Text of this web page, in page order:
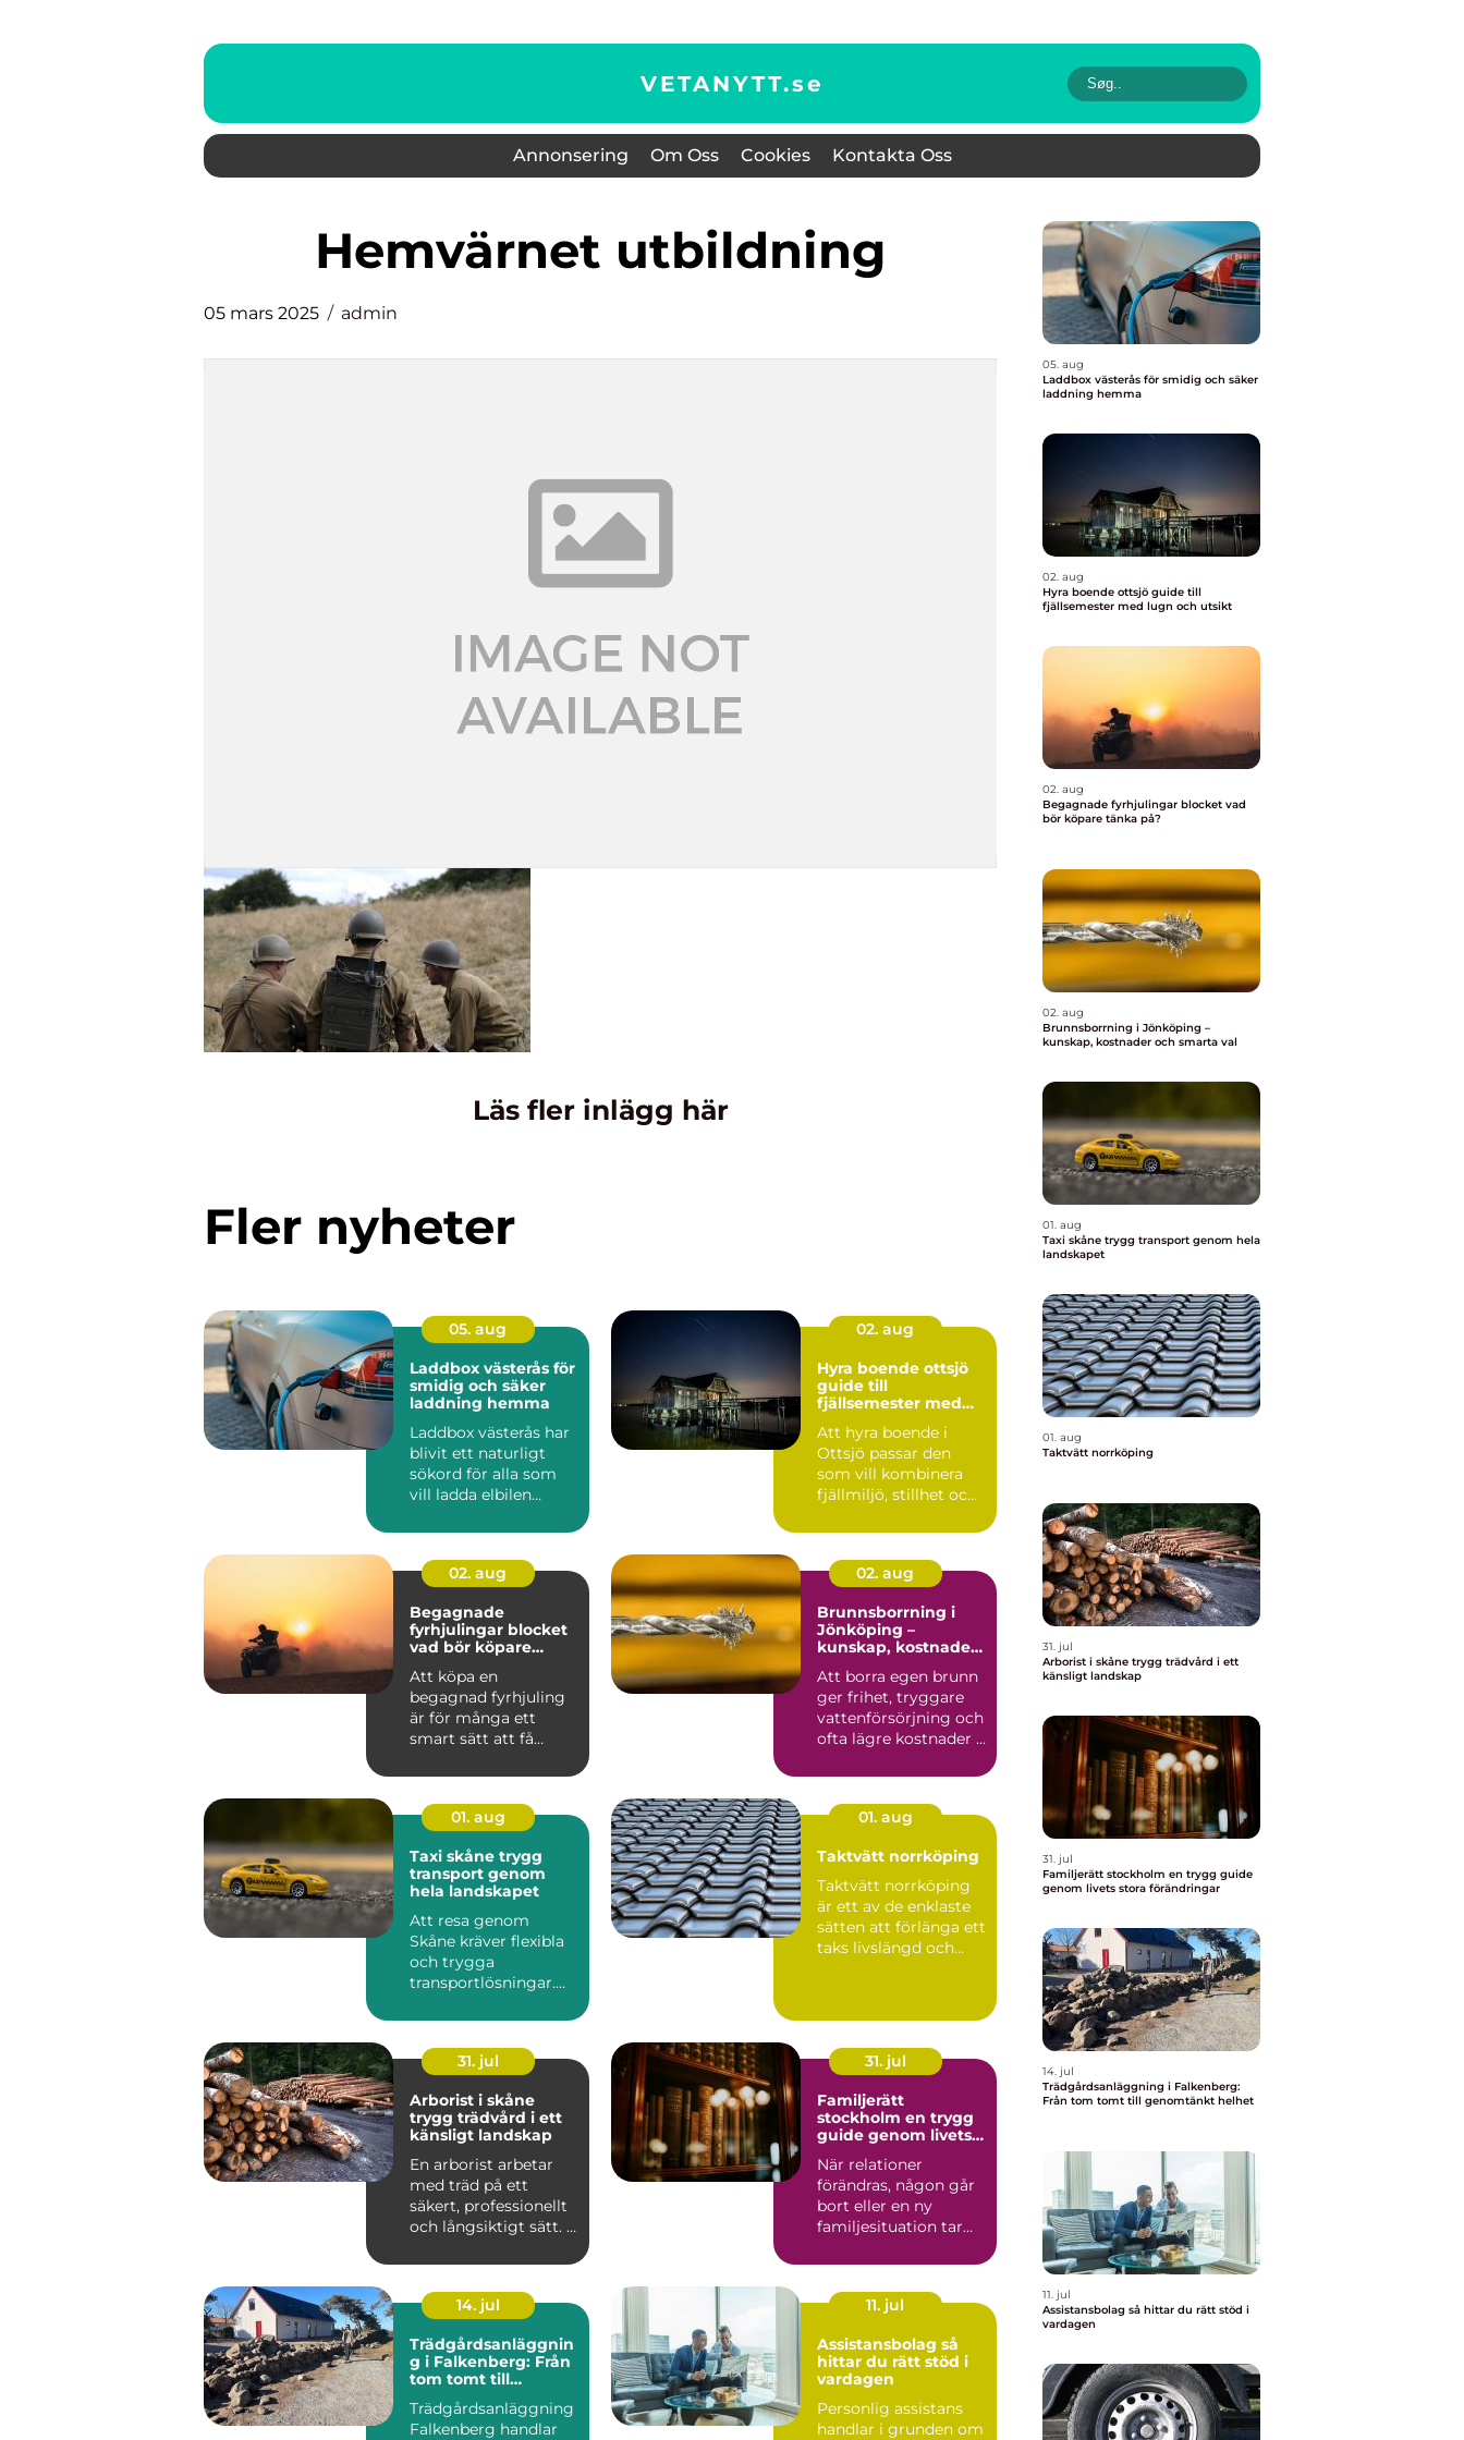
VETANYTT.se
Annonsering Om Oss Cookies Kontakta Oss
hemvärnet utbildning
05 mars 2025 admin
Läs fler inlägg här
Fler nyheter
05. aug
Laddbox västerås för
smidig och säker
laddning hemma
Laddbox västerås har
blivit ett naturligt
sökord för alla som
vill ladda elbilen
02. aug
Hyra boende ottsjö
guide till
fjällsemester med
Att hyra boende i
Ottsjö passar den
som vill kombinera
fjällmiljö, stillhet och
02. aug
Begagnade
fyrhjulingar blocket
vad bör köpare
Att köpa en
begagnad fyrhjuling
är för många ett
smart sätt att få
pengarna. Många...
02. aug
Brunnsborrning i
Jönköping –
kunskap, kostnader
Att borra egen brunn
ger frihet, tryggare
vattenförsörjning och
ofta lägre kostnader ...
01. aug
Taxi skåne trygg
transport genom
hela landskapet
Att resa genom
Skåne kräver flexibla
och trygga
transportlösningar.
fungerar bra i mång...
01. aug
Taktvätt norrköping
Taktvätt norrköping
är ett av de enklaste
sätten att förlänga ett
taks livslängd och
31. jul
Arborist i skåne
trygg trädvård i ett
känsligt landskap
En arborist arbetar
med träd på ett
säkert, professionellt
och långsiktigt sätt. I
31. jul
Familjerätt
stockholm en trygg
guide genom livets
När relationer
förändras, någon går
bort eller en ny
familjesituation tar
både kän...
14. jul
Trädgårdsanläggnin
g i Falkenberg: Från
tom tomt till
Trädgårdsanläggning
Falkenberg handlar
11. jul
Assistansbolag så
hittar du rätt stöd i
vardagen
Personlig assistans
handlar i grunden om
05. aug
Laddbox västerås för smidig och säker
laddning hemma
02. aug
Hyra boende ottsjö guide till
fjällsemester med lugn och utsikt
02. aug
Begagnade fyrhjulingar blocket vad
bör köpare tänka på?
02. aug
Brunnsborrning i Jönköping –
kunskap, kostnader och smarta val
01. aug
Taxi skåne trygg transport genom hela
landskapet
01. aug
Taktvätt norrköping
31. jul
Arborist i skåne trygg trädvård i ett
känsligt landskap
31. jul
Familjerätt stockholm en trygg guide
genom livets stora förändringar
14. jul
Trädgårdsanläggning i Falkenberg:
Från tom tomt till genomtänkt helhet
11. jul
Assistansbolag så hittar du rätt stöd i
vardagen